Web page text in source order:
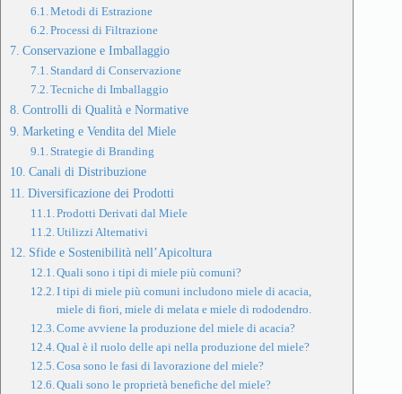
Metodi di Estrazione
Processi di Filtrazione
Conservazione e Imballaggio
Standard di Conservazione
Tecniche di Imballaggio
Controlli di Qualità e Normative
Marketing e Vendita del Miele
Strategie di Branding
Canali di Distribuzione
Diversificazione dei Prodotti
Prodotti Derivati dal Miele
Utilizzi Alternativi
Sfide e Sostenibilità nell’Apicoltura
Quali sono i tipi di miele più comuni?
I tipi di miele più comuni includono miele di acacia,
miele di fiori, miele di melata e miele di rododendro.
Come avviene la produzione del miele di acacia?
Qual è il ruolo delle api nella produzione del miele?
Cosa sono le fasi di lavorazione del miele?
Quali sono le proprietà benefiche del miele?